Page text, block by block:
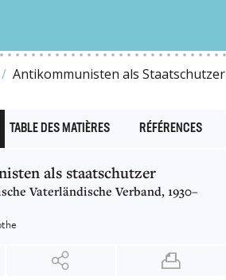
Antikommunisten als Staatschutzer
TABLE DES MATIÈRES RÉFÉRENCES
als staatschutzer
Vaterländische Verband, 1930–